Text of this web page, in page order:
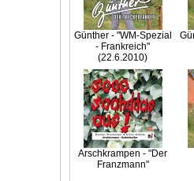
Günther - "WM-Spezial
- Frankreich"
(22.6.2010)
Arschkrampen - "Der
Franzmann"